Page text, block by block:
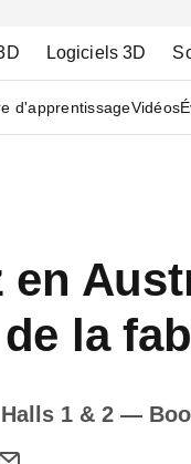
Logiciels 3D
d'apprentissageVidéos
en
la
| Halls 1 & 2 —